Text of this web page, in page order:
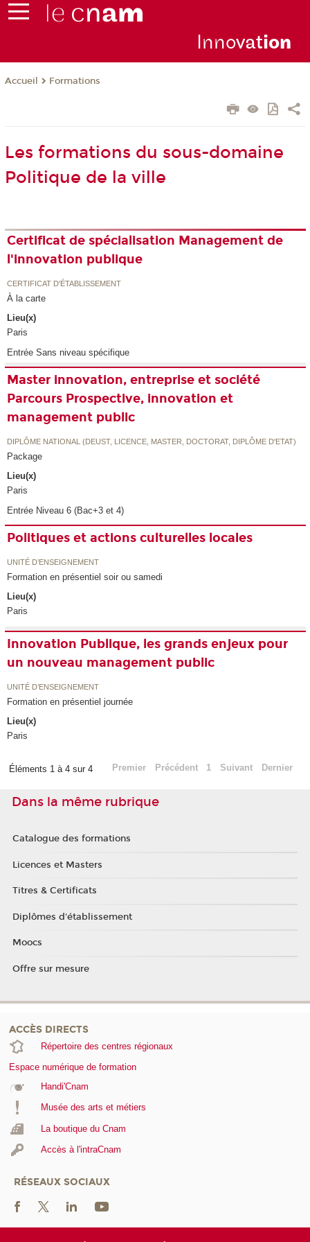
Innovation
Accueil Formations
Les formations du sous-domaine
Politique de la ville
Certificat de spécialisation Management de
l'innovation publique
CERTIFICAT D'ÉTABLISSEMENT
À la carte
Lieu(x)
Paris
Entrée Sans niveau spécifique
Master innovation, entreprise et société
Parcours Prospective, innovation et
management public
DIPLÔME NATIONAL (DEUST, LICENCE, MASTER, DOCTORAT, DIPLÔME D'ETAT)
Package
Lieu(x)
Paris
Entrée Niveau 6 (Bac+3 et 4)
Politiques et actions culturelles locales
UNITÉ D’ENSEIGNEMENT
Formation en présentiel soir ou samedi
Lieu(x)
Paris
Innovation Publique, les grands enjeux pour
un nouveau management public
UNITÉ D’ENSEIGNEMENT
Formation en présentiel journée
Lieu(x)
Paris
Éléments 1 à 4 sur 4 Premier Précédent 1 Suivant Dernier
Dans la même rubrique
Catalogue des formations
Licences et Masters
Titres & Certificats
Diplômes d'établissement
Moocs
Offre sur mesure
ACCÈS DIRECTS
Répertoire des centres régionaux
Espace numérique de formation
Handi'Cnam
Musée des arts et métiers
La boutique du Cnam
Accès à l'intraCnam
RÉSEAUX SOCIAUX